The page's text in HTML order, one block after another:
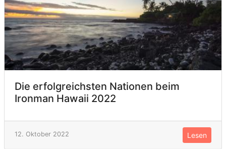
Die erfolgreichsten Nationen beim
Ironman Hawaii 2022
12. Oktober 2022 Lesen